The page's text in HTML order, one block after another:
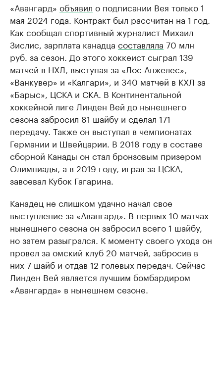
«Авангард» объявил о подписании Вея только 1
мая 2024 года. Контракт был рассчитан на 1 год.
Как сообщал спортивный журналист Михаил
Зислис, зарплата канадца составляла 70 млн
руб. за сезон. До этого хоккеист сыграл 139
матчей в НХЛ, выступая за «Лос-Анжелес»,
«Ванкувер» и «Калгари», и 340 матчей в КХЛ за
«Барыс», ЦСКА и СКА. В Континентальной
хоккейной лиге Линден Вей до нынешнего
сезона забросил 81 шайбу и сделал 171
передачу. Также он выступал в чемпионатах
Германии и Швейцарии. В 2018 году в составе
сборной Канады он стал бронзовым призером
Олимпиады, а в 2019 году, играя за ЦСКА,
завоевал Кубок Гагарина.
Канадец не слишком удачно начал свое
выступление за «Авангард». В первых 10 матчах
нынешнего сезона он забросил всего 1 шайбу,
но затем разыгрался. К моменту своего ухода он
провел за омский клуб 20 матчей, забросив в
них 7 шайб и отдав 12 голевых передач. Сейчас
Линден Вей является лучшим бомбардиром
«Авангарда» в нынешнем сезоне.